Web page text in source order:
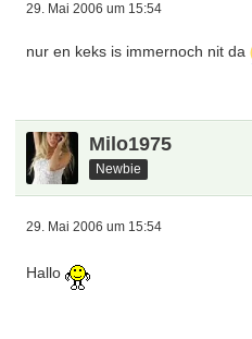
29. Mai 2006 um 15:54
nur en keks is immernoch nit da
Milo1975
Newbie
29. Mai 2006 um 15:54
Hallo